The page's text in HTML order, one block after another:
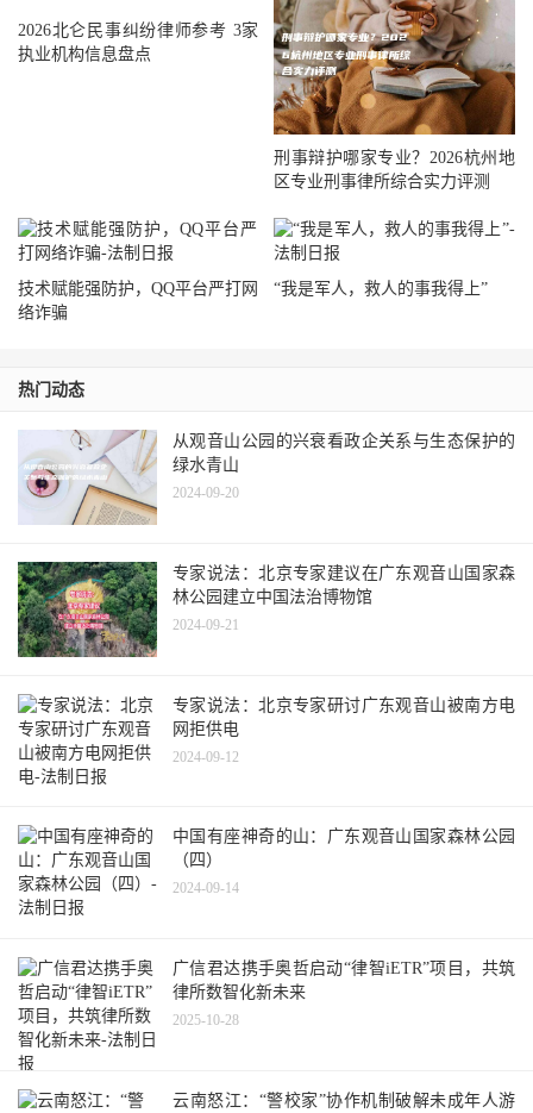
2026北仑民事纠纷律师参考 3家
执业机构信息盘点
刑事辩护哪家专业？2026杭州地
区专业刑事律所综合实力评测
技术赋能强防护，QQ平台严打网
络诈骗
“我是军人，救人的事我得上”
热门动态
从观音山公园的兴衰看政企关系与生态保护的
绿水青山
2024-09-20
专家说法：北京专家建议在广东观音山国家森
林公园建立中国法治博物馆
2024-09-21
专家说法：北京专家研讨广东观音山被南方电
网拒供电
2024-09-12
中国有座神奇的山：广东观音山国家森林公园
（四）
2024-09-14
广信君达携手奥哲启动“律智iETR”项目，共筑
律所数智化新未来
2025-10-28
云南怒江：“警校家”协作机制破解未成年人游